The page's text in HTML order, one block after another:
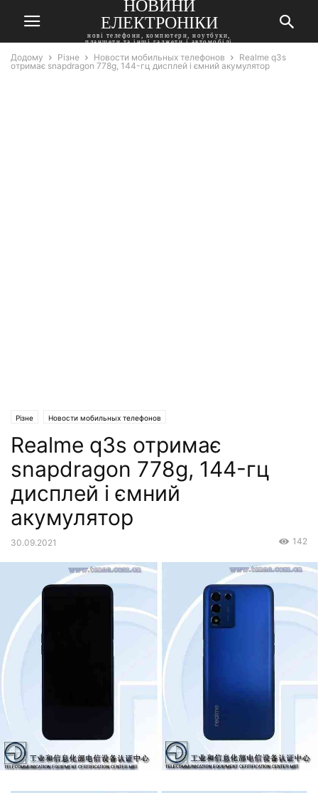
НОВИНИ
ЕЛЕКТРОНІКИ
нові телефони, компютери, ноутбуки,
планшети та інші гаджети і автомобілі
Додому Різне Новости мобильных телефонов
Realme q3s
отримає snapdragon 778g, 144-гц дисплей і ємний акумулятор
Різне Новости мобильных телефонов
Realme q3s отримає
snapdragon 778g, 144-гц
дисплей і ємний
акумулятор
30.09.2021 142